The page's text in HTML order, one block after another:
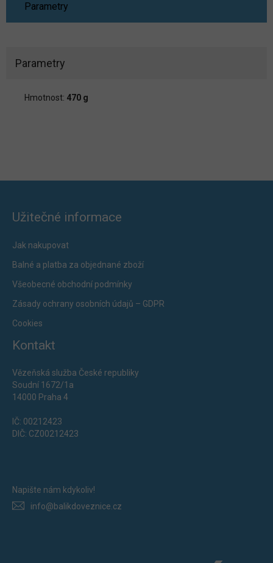
Parametry
Parametry
Hmotnost: 470 g
Užitečné informace
Jak nakupovat
Balné a platba za objednané zboží
Všeobecné obchodní podmínky
Zásady ochrany osobních údajů – GDPR
Cookies
Kontakt
Vězeňská služba České republiky
Soudní 1672/1a
14000 Praha 4
IČ: 00212423
DIČ: CZ00212423
Napište nám kdykoliv!
info@balikdoveznice.cz